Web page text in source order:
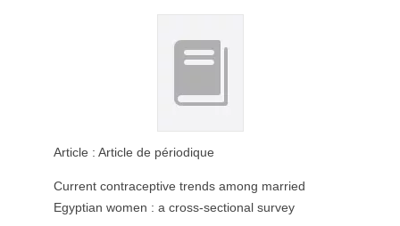
Article : Article de périodique
Current contraceptive trends among married
Egyptian women : a cross-sectional survey